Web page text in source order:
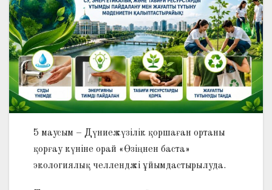
5 маусым – Дүниежүзілік қоршаған ортаны
қорғау күніне орай «Өзіңнен баста»
экологиялық челленджі ұйымдастырылуда.